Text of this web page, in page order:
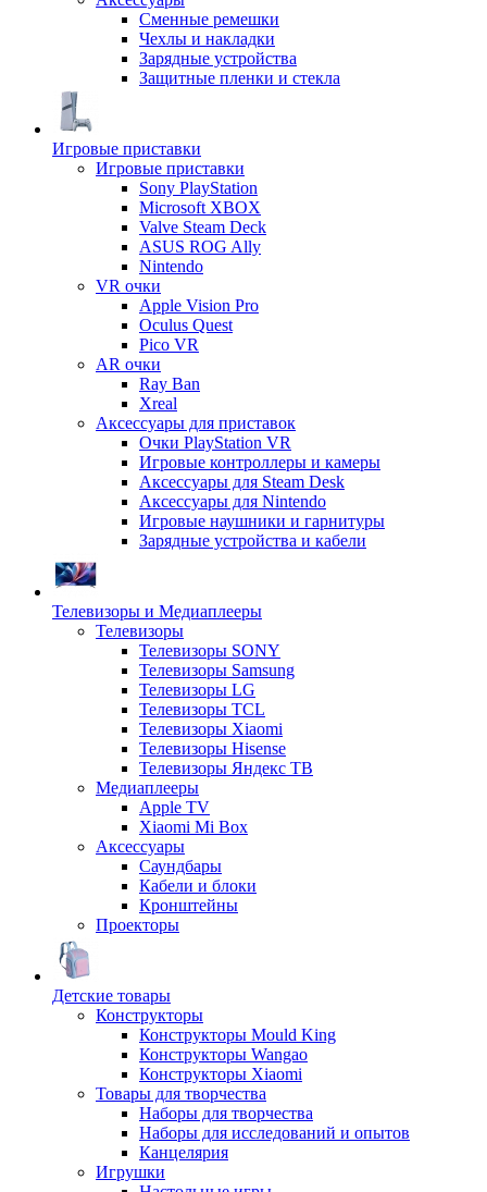
Сменные ремешки
Чехлы и накладки
Зарядные устройства
Защитные пленки и стекла
Игровые приставки
Игровые приставки
Sony PlayStation
Microsoft XBOX
Valve Steam Deck
ASUS ROG Ally
Nintendo
VR очки
Apple Vision Pro
Oculus Quest
Pico VR
AR очки
Ray Ban
Xreal
Аксессуары для приставок
Очки PlayStation VR
Игровые контроллеры и камеры
Аксессуары для Steam Desk
Аксессуары для Nintendo
Игровые наушники и гарнитуры
Зарядные устройства и кабели
Телевизоры и Медиаплееры
Телевизоры
Телевизоры SONY
Телевизоры Samsung
Телевизоры LG
Телевизоры TCL
Телевизоры Xiaomi
Телевизоры Hisense
Телевизоры Яндекс ТВ
Медиаплееры
Apple TV
Xiaomi Mi Box
Аксессуары
Саундбары
Кабели и блоки
Кронштейны
Проекторы
Детские товары
Конструкторы
Конструкторы Mould King
Конструкторы Wangao
Конструкторы Xiaomi
Товары для творчества
Наборы для творчества
Наборы для исследований и опытов
Канцелярия
Игрушки